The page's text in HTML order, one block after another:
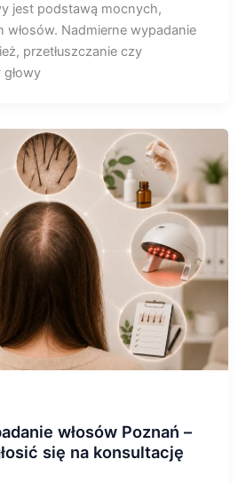
jest podstawą mocnych,
Nadmierne wypadanie
przetłuszczanie czy
włosów Poznań –
się na konsultację